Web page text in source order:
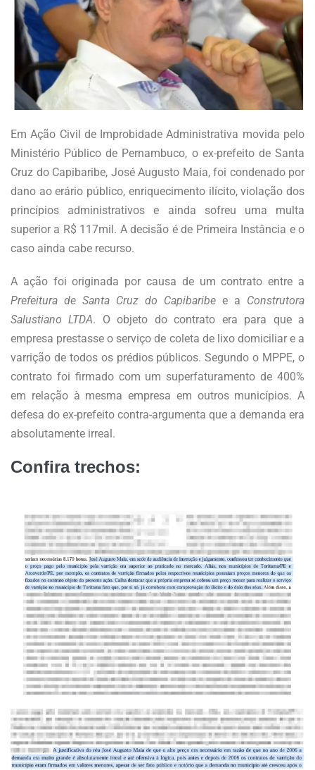
Em Ação Civil de Improbidade Administrativa movida pelo
Ministério Público de Pernambuco, o ex-prefeito de Santa
Cruz do Capibaribe, José Augusto Maia, foi condenado por
dano ao erário público, enriquecimento ilícito, violação dos
princípios administrativos e ainda sofreu uma multa
superior a R$ 117mil. A decisão é de Primeira Instância e o
caso ainda cabe recurso.
A ação foi originada por causa de um contrato entre a
Prefeitura de Santa Cruz do Capibaribe e a Construtora
Salustiano LTDA. O objeto do contrato era para que a
empresa prestasse o serviço de coleta de lixo domiciliar e a
varrição de todos os prédios públicos. Segundo o MPPE, o
contrato foi firmado com um superfaturamento de 400%
em relação à mesma empresa em outros municípios. A
defesa do ex-prefeito contra-argumenta que a demanda era
absolutamente irreal.
Confira trechos: